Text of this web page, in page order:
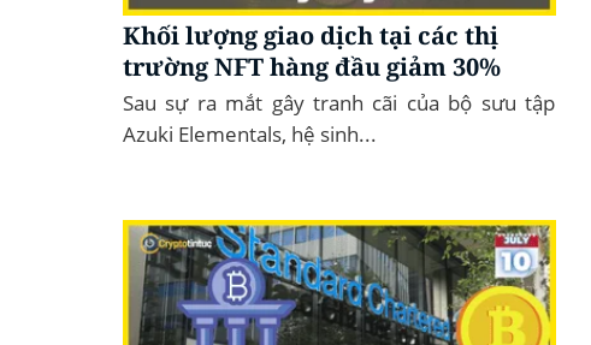
Khối lượng giao dịch tại các thị
trường NFT hàng đầu giảm 30%
Sau sự ra mắt gây tranh cãi của bộ sưu tập
Azuki Elementals, hệ sinh...